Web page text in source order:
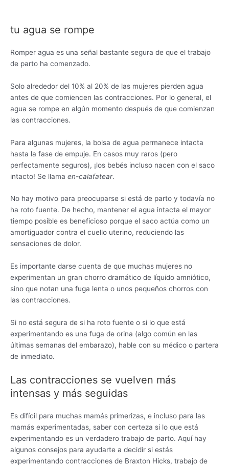
tu agua se rompe
Romper agua es una señal bastante segura de que el trabajo
de parto ha comenzado.
Solo alrededor del 10% al 20% de las mujeres pierden agua
antes de que comiencen las contracciones. Por lo general, el
agua se rompe en algún momento después de que comienzan
las contracciones.
Para algunas mujeres, la bolsa de agua permanece intacta
hasta la fase de empuje. En casos muy raros (pero
perfectamente seguros), ¡los bebés incluso nacen con el saco
intacto! Se llama en-calafatear.
No hay motivo para preocuparse si está de parto y todavía no
ha roto fuente. De hecho, mantener el agua intacta el mayor
tiempo posible es beneficioso porque el saco actúa como un
amortiguador contra el cuello uterino, reduciendo las
sensaciones de dolor.
Es importante darse cuenta de que muchas mujeres no
experimentan un gran chorro dramático de líquido amniótico,
sino que notan una fuga lenta o unos pequeños chorros con
las contracciones.
Si no está segura de si ha roto fuente o si lo que está
experimentando es una fuga de orina (algo común en las
últimas semanas del embarazo), hable con su médico o partera
de inmediato.
Las contracciones se vuelven más
intensas y más seguidas
Es difícil para muchas mamás primerizas, e incluso para las
mamás experimentadas, saber con certeza si lo que está
experimentando es un verdadero trabajo de parto. Aquí hay
algunos consejos para ayudarte a decidir si estás
experimentando contracciones de Braxton Hicks, trabajo de